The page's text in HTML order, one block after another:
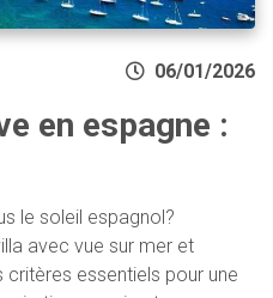
06/01/2026
en espagne :
le soleil espagnol?
avec vue sur mer et
essentiels pour une